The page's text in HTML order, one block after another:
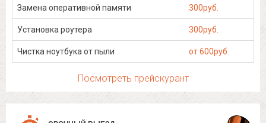
Замена оперативной памяти 300руб.
Установка роутера 300руб.
Чистка ноутбука от пыли от 600руб.
Посмотреть прейскурант